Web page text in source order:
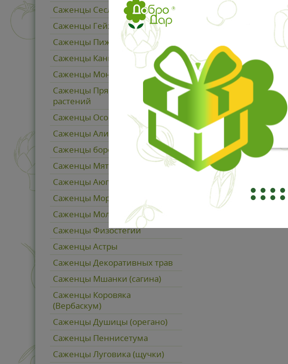
Саженцы Сеслерии
Саженцы Гейхеры
Саженцы Пижмо
Саженцы Канны
Саженцы Монарды
Саженцы Пряно-вкусовых
растений
Саженцы Осоки (карекс)
Саженцы Алисума горного
Саженцы бородатых Ирисов
Саженцы Мяты
Саженцы Аюги (живучка)
Саженцы Морозника
Саженцы Молинии
Саженцы Физостегии
Саженцы Астры
Саженцы Декоративных трав
Саженцы Мшанки (сагина)
Саженцы Коровяка
(Вербаскум)
Саженцы Душицы (орегано)
Саженцы Пеннисетума
Саженцы Луговика (щучки)